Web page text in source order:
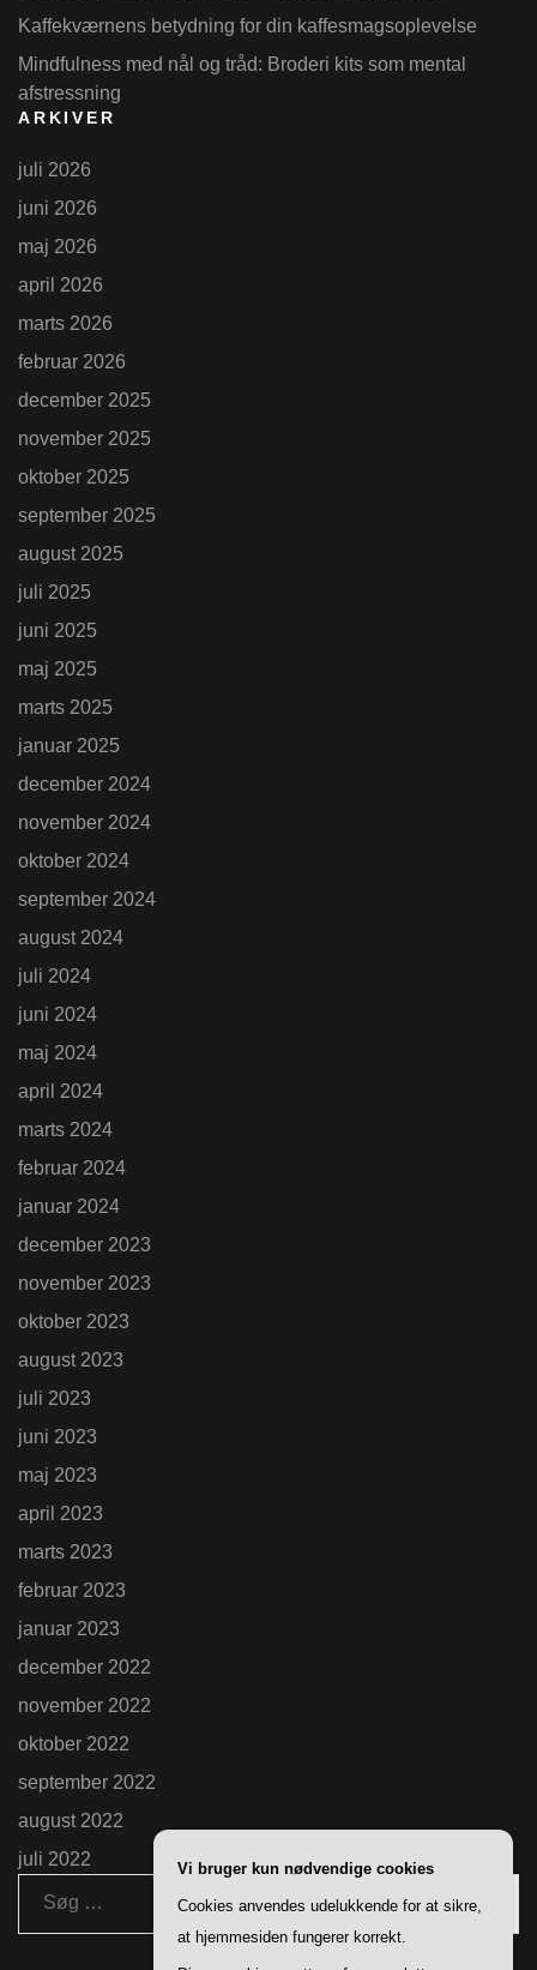
Kaffekværnens betydning for din kaffesmagsoplevelse
Mindfulness med nål og tråd: Broderi kits som mental
afstressning
ARKIVER
juli 2026
juni 2026
maj 2026
april 2026
marts 2026
februar 2026
december 2025
november 2025
oktober 2025
september 2025
august 2025
juli 2025
juni 2025
maj 2025
marts 2025
januar 2025
december 2024
november 2024
oktober 2024
september 2024
august 2024
juli 2024
juni 2024
maj 2024
april 2024
marts 2024
februar 2024
januar 2024
december 2023
november 2023
oktober 2023
august 2023
juli 2023
juni 2023
maj 2023
april 2023
marts 2023
februar 2023
januar 2023
december 2022
november 2022
oktober 2022
september 2022
august 2022
juli 2022
Søg
efter:
Vi bruger kun nødvendige cookies
Cookies anvendes udelukkende for at sikre,
at hjemmesiden fungerer korrekt.